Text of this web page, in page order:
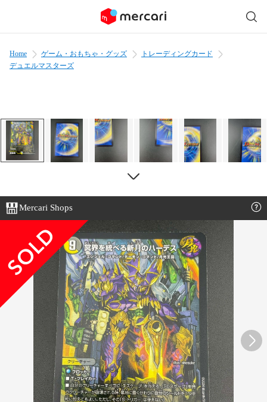
Home ゲーム・おもちゃ・グッズ
トレーディングカード
デュエルマスターズ
Mercari Shops